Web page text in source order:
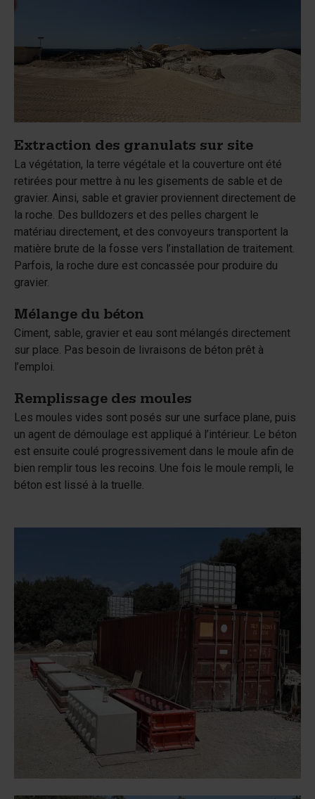
Extraction des granulats sur site
La végétation, la terre végétale et la couverture ont été
retirées pour mettre à nu les gisements de sable et de
gravier. Ainsi, sable et gravier proviennent directement de
la roche. Des bulldozers et des pelles chargent le
matériau directement, et des convoyeurs transportent la
matière brute de la fosse vers l’installation de traitement.
Parfois, la roche dure est concassée pour produire du
gravier.
Mélange du béton
Ciment, sable, gravier et eau sont mélangés directement
sur place. Pas besoin de livraisons de béton prêt à
l’emploi.
Remplissage des moules
Les moules vides sont posés sur une surface plane, puis
un agent de démoulage est appliqué à l’intérieur. Le béton
est ensuite coulé progressivement dans le moule afin de
bien remplir tous les recoins. Une fois le moule rempli, le
béton est lissé à la truelle.